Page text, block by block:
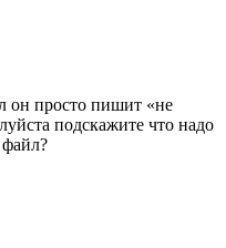
он просто пишит «не
подскажите что надо
файл?